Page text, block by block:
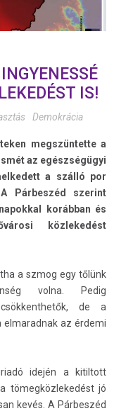
IS!
Demokrácia
megszüntette a
az egészségügyi
a szálló por
Párbeszéd szerint
korábban és
közlekedést
a szmog egy tőlünk
volna. Pedig
de a
elmaradnak az érdemi
idején a kitiltott
tömegközlekedést jó
kevés. A Párbeszéd